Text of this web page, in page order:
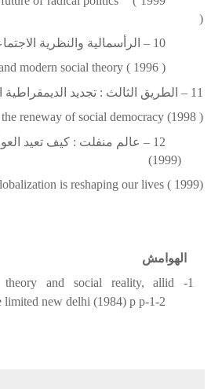
)
10 – الرأسمالية والنظرية الاجتماعية الحديثة ( 1996)
modern social theory ( 1996 )
11 – الطريق الثالث : تجديد الديمقراطية الاجتماعية (1998 )
reneway of social democracy (1998 )
12 – عالم منفلت : كيف تعيد العولمة صياغة حياتنا
(1999)
is reshaping our lives ( 1999)
الهوامش
theory and social reality, allid
limited new delhi (1984) p p-1-2